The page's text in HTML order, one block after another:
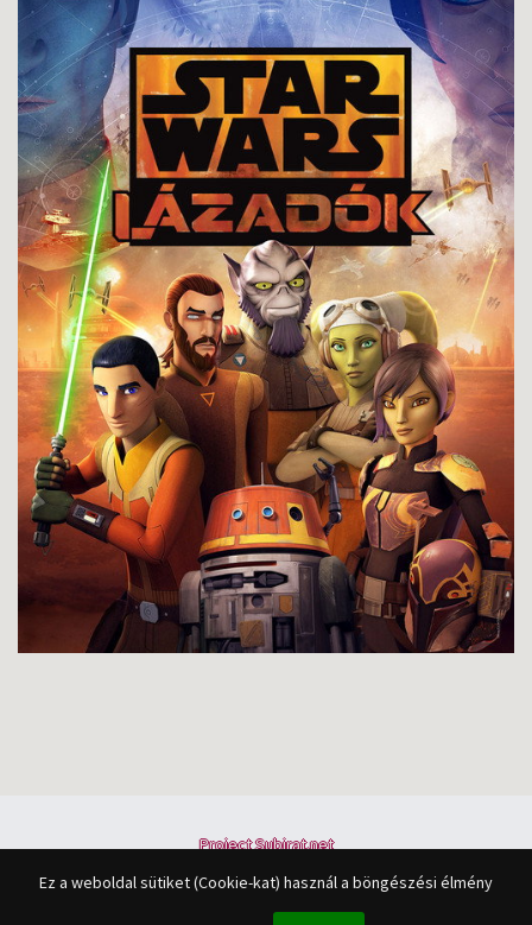
Ez a weboldal sütiket (Cookie-kat) használ a böngészési élmény
Project Subirat.net
A feliratok összes joga a felirat fordítójáé.
Creative Commons License 2.5szerint használható fel